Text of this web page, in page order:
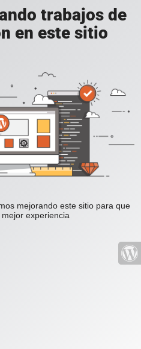
trabajos de
en este sitio
mejorando este sitio para que
experiencia